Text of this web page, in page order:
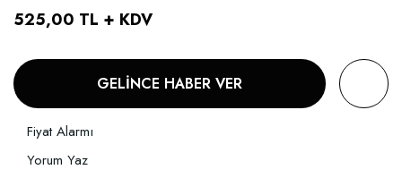
525,00 TL + KDV
GELİNCE HABER VER
Fiyat Alarmı
Yorum Yaz